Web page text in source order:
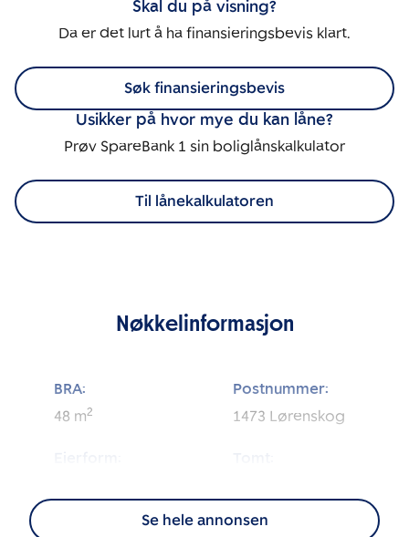
Skal du på visning?
Da er det lurt å ha finansieringsbevis klart.
Søk finansieringsbevis
Usikker på hvor mye du kan låne?
Prøv SpareBank 1 sin boliglånskalkulator
Til lånekalkulatoren
Nøkkelinformasjon
BRA:
48 m2
Postnummer:
1473 Lørenskog
Energimerking:
BRA-i:
Se hele annonsen